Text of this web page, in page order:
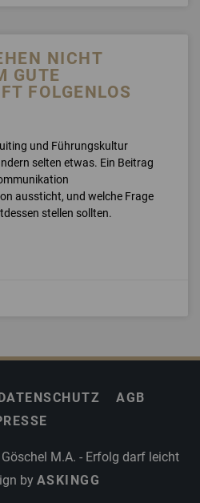
NICHT
GUTE
FOLGENLOS
und Führungskultur
selten etwas. Ein Beitrag
aussticht, und welche Frage
stellen sollten.
AGB
M.A. - Erfolg darf leicht
by ASKINGG